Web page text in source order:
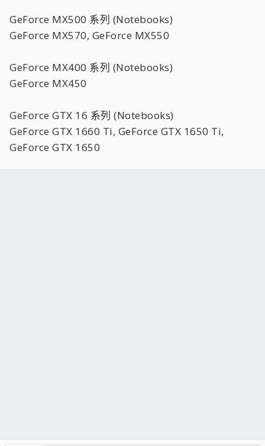
GeForce MX500 系列 (Notebooks)
GeForce MX570, GeForce MX550
GeForce MX400 系列 (Notebooks)
GeForce MX450
GeForce GTX 16 系列 (Notebooks)
GeForce GTX 1660 Ti, GeForce GTX 1650 Ti,
GeForce GTX 1650